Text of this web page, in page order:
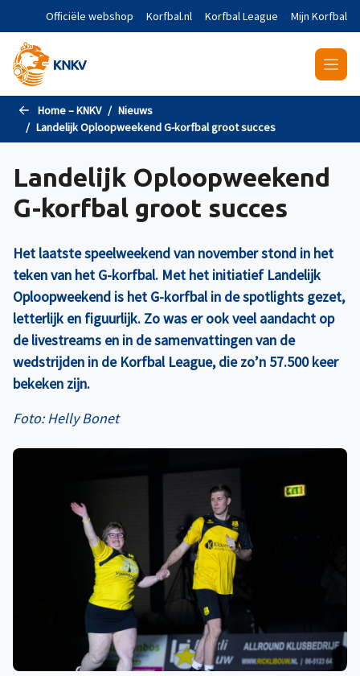
Naar de hoofdinhoud gaan
Officiële webshop Korfbal.nl Korfbal League Mijn Korfbal
Home – KNKV
Nieuws
Landelijk Oploopweekend G-korfbal groot succes
Landelijk Oploopweekend
G-korfbal groot succes
Het laatste speelweekend van november stond in het
teken van het G-korfbal. Met het initiatief Landelijk
Oploopweekend is het G-korfbal in de spotlights gezet,
letterlijk en figuurlijk. Zo was er ook veel aandacht op
de livestreams en in de samenvattingen van de
wedstrijden in de Korfbal League, die zo’n 57.500 keer
bekeken zijn.
Foto: Helly Bonet